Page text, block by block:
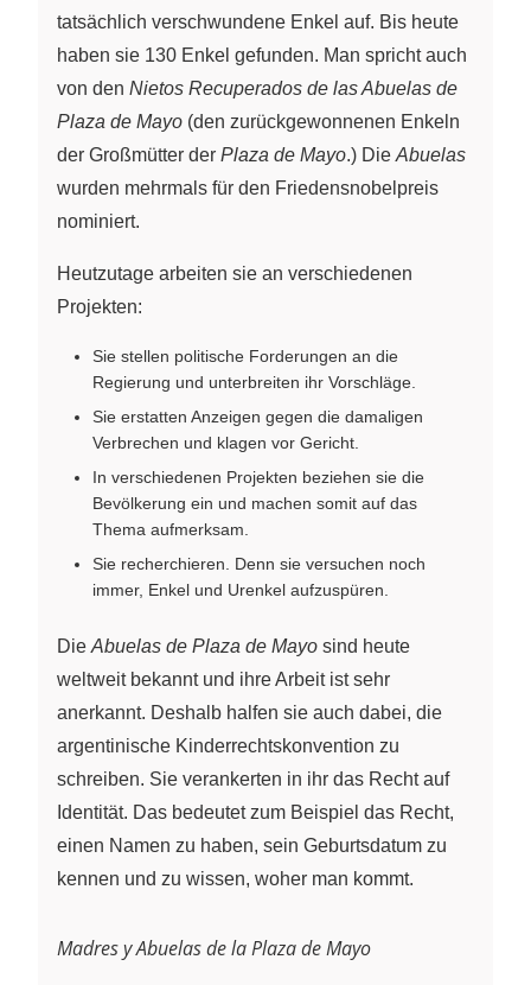
tatsächlich verschwundene Enkel auf. Bis heute
haben sie 130 Enkel gefunden. Man spricht auch
von den Nietos Recuperados de las Abuelas de
Plaza de Mayo (den zurückgewonnenen Enkeln
der Großmütter der Plaza de Mayo.) Die Abuelas
wurden mehrmals für den Friedensnobelpreis
nominiert.
Heutzutage arbeiten sie an verschiedenen
Projekten:
Sie stellen politische Forderungen an die
Regierung und unterbreiten ihr Vorschläge.
Sie erstatten Anzeigen gegen die damaligen
Verbrechen und klagen vor Gericht.
In verschiedenen Projekten beziehen sie die
Bevölkerung ein und machen somit auf das
Thema aufmerksam.
Sie recherchieren. Denn sie versuchen noch
immer, Enkel und Urenkel aufzuspüren.
Die Abuelas de Plaza de Mayo sind heute
weltweit bekannt und ihre Arbeit ist sehr
anerkannt. Deshalb halfen sie auch dabei, die
argentinische Kinderrechtskonvention zu
schreiben. Sie verankerten in ihr das Recht auf
Identität. Das bedeutet zum Beispiel das Recht,
einen Namen zu haben, sein Geburtsdatum zu
kennen und zu wissen, woher man kommt.
Madres y Abuelas de la Plaza de Mayo